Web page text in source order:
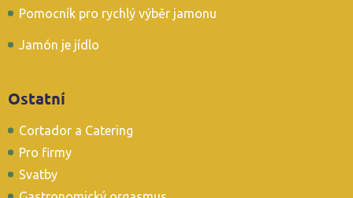
Pomocník pro rychlý výběr jamonu
Jamón je jídlo
Ostatní
Cortador a Catering
Pro firmy
Svatby